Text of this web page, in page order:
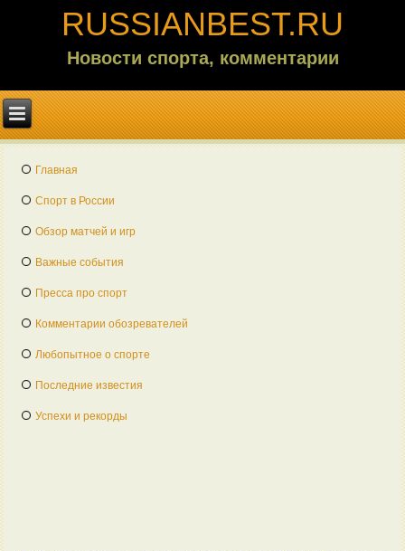
RUSSIANBEST.RU
Новости спорта, комментарии
Главная
Спорт в России
Обзор матчей и игр
Важные события
Пресса про спорт
Комментарии обозревателей
Любопытное о спорте
Последние известия
Успехи и рекорды